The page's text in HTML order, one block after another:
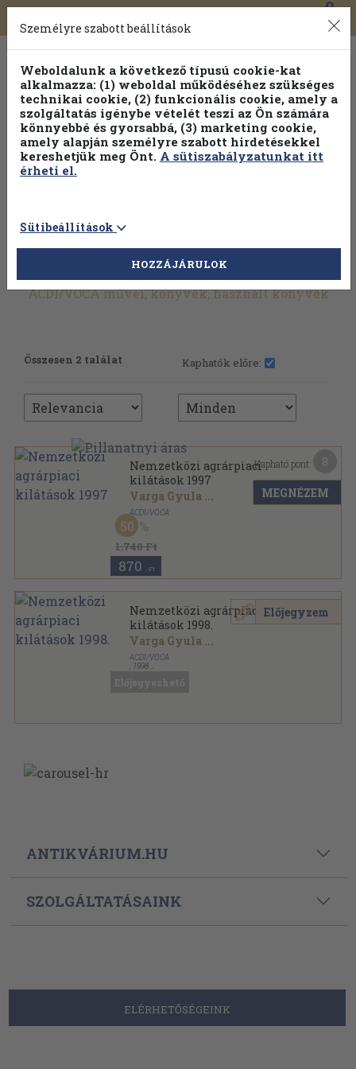
Toggle
navigation
0
ACDI/VOCA művei, könyvek, használt könyvek
Összesen 2 találat Kaphatók előre:
Nemzetközi agrárpiaci
kilátások 1997
Varga Gyula ...
ACDI/VOCA
Ragasztott papírkötés
1.740 Ft
50
870 ,-Ft
Kapható pont:
MEGNÉZEM
Nemzetközi agrárpiaci
kilátások 1998.
Varga Gyula ...
ACDI/VOCA
1998
Előjegyzem
ANTIKVÁRIUM.HU
SZOLGÁLTATÁSAINK
ELÉRHETŐSÉGEINK
Személyre szabott beállítások
Weboldalunk a következő típusú cookie-kat
alkalmazza: (1) weboldal működéséhez szükséges
technikai cookie, (2) funkcionális cookie, amely a
szolgáltatás igénybe vételét teszi az Ön számára
könnyebbé és gyorsabbá, (3) marketing cookie,
amely alapján személyre szabott hirdetésekkel
kereshetjük meg Önt. A sütiszabályzatunkat itt
érheti el.
Sütibeállítások
HOZZÁJÁRULOK